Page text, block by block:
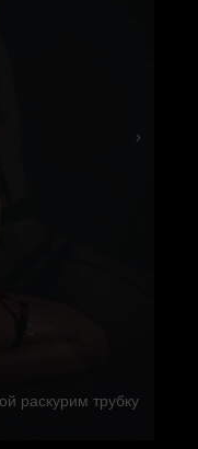
раскурим трубку